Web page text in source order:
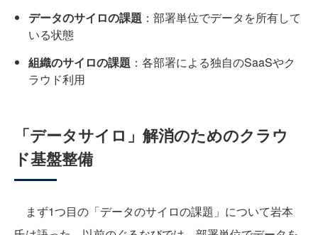
データのサイロの課題 ：部署単位でデータを所有して
いる状態
組織のサイロの課題 ：各部署による独自のSaaSやク
ラウド利用
「データサイロ」解消のためのクラウ
ド基盤整備
まず1つ目の「データのサイロの課題」について岩本